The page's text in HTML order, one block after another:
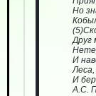
Но
Друг
И
И
А.С.